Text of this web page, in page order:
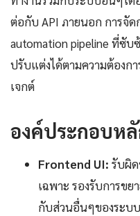
ต่อกับ API ภายนอก การจั
automation pipeline ที่ซับ
ปรับแต่งได้ตามความต้องก
เจกต์
องค์ประกอบห
Frontend UI: รับผิ
เฉพาะ รองรับการข
กับส่วนอื่นๆของระบ